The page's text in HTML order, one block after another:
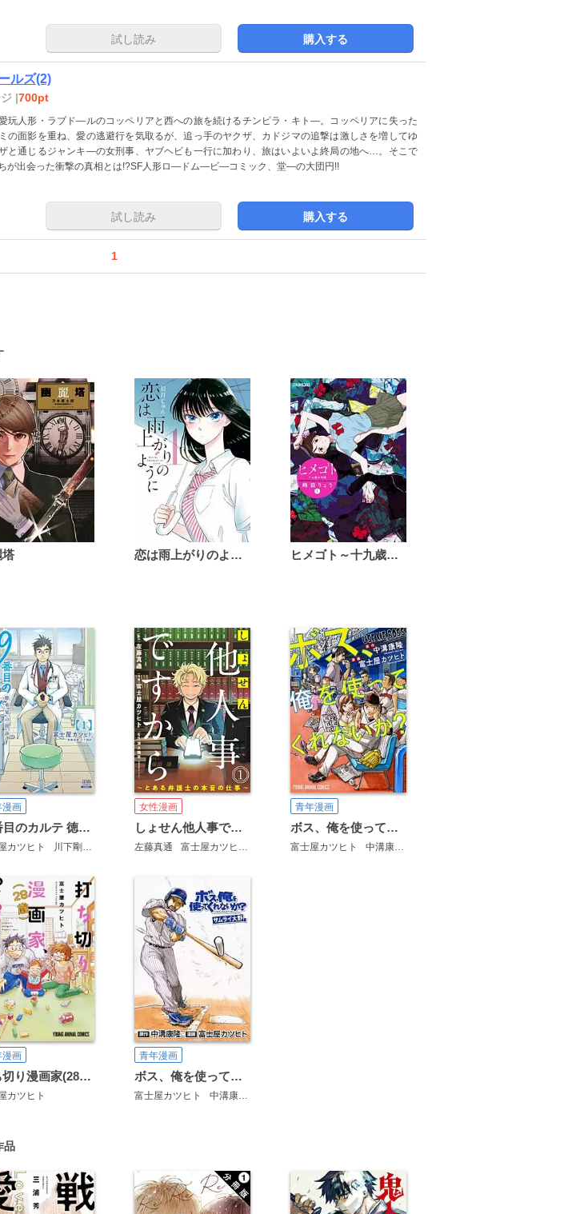
試し読み 購入する
ルズ(2)
|700pt
玩人形・ラブド―ルのコッペリアと西への旅を続けるチンピラ・キト―。コッペリアに失った
の面影を重ね、愛の逃避行を気取るが、追っ手のヤクザ、カドジマの追撃は激しさを増してゆ
と通じるジャンキ―の女刑事、ヤブヘビも一行に加わり、旅はいよいよ終局の地へ…。そこで
が出会った衝撃の真相とは!?SF人形ロ―ドム―ビ―コミック、堂―の大団円!!
試し読み 購入する
1
塔 恋は雨上がりのように ヒメゴト～十九歳の制服～
漫画
19番目のカルテ 徳重晃の問診
カツヒト 川下剛史
女性漫画
しょせん他人事ですから ～とある弁護士の本音の仕事～［ばら売り］［黒蜜］
左藤真通 富士屋カツヒト 清水陽平
青年漫画
ボス、俺を使ってくれないか？
富士屋カツヒト 中溝康隆
漫画
打ち切り漫画家(28歳)、パパになる。
カツヒト
青年漫画
ボス、俺を使ってくれないか？ サムライ大野編
富士屋カツヒト 中溝康隆
品